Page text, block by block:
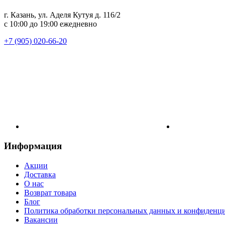
г. Казань, ул. Аделя Кутуя д. 116/2
с 10:00 до 19:00 ежедневно
+7 (905) 020-66-20
Информация
Акции
Доставка
О нас
Возврат товара
Блог
Политика обработки персональных данных и
Вакансии